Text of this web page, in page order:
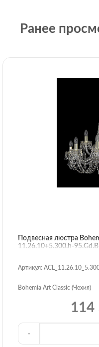
Ранее
Подвесная люстра
11.26.10+5.300.h-95.Gd.B
Артикул:
Bohemia Art Classic (Чехия)
114
-